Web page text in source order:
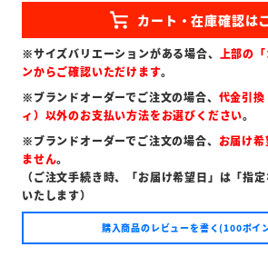
※サイズバリエーションがある場合、 上部の
ンからご確認いただけます。
※ブランドオーダーでご注文の場合、 代金引
ィ）以外のお支払い方法をお選びください。
※ブランドオーダーでご注文の場合、 お届け
ません。
（ご注文手続き時、「お届け希望日」は「指
いたします）
購入商品のレビューを書く(100ポイ